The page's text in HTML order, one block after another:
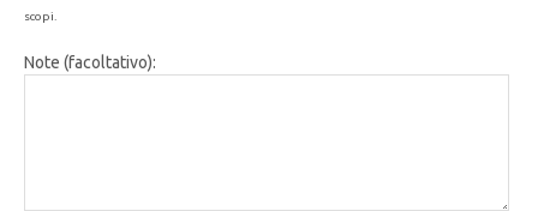
scopi.
Note (facoltativo):